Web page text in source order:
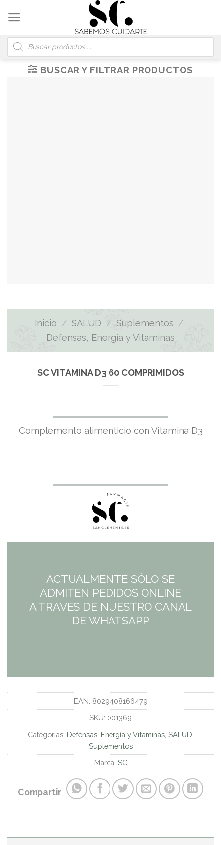
content
Búsqueda
de
productos
BUSCAR Y FILTRAR PRODUCTOS
Inicio / SALUD / Suplementos /
Defensas, Energía y Vitaminas
SC VITAMINA D3 60 COMPRIMIDOS
Complemento alimenticio con Vitamina D3
ACTUALMENTE SÓLO SE
ADMITEN PEDIDOS ONLINE
A TRAVES DE NUESTRO CANAL
DE WHATSAPP
EAN: 8029408166479
SKU: 001369
Categorías: Defensas, Energía y Vitaminas, SALUD
Suplementos
Marca: SC
Compartir